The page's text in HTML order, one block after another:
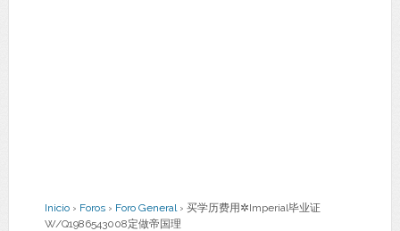
Inicio › Foros › Foro General › 买学历费用✲Imperial毕业证
W/Q1986543008定做帝国理